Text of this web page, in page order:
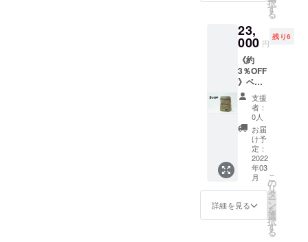
異なり
ます。
また、
実際の
色味は
ディス
プレイ
や写真
撮影環
境によ
り違っ
て見え
る場合
があり
ます。
る場合
があり
ます。
料無
実際の
色味は
ディス
プレイ
や写真
撮影環
境によ
り違っ
て見え
る場合
があり
ます。
択
す
る
23,
000 円
残り6
《約
3％OFF
》ベビ
サポ
バッ
グ
ベー
ジュ1個
＋ お礼
の手紙
一般販
売価
格
23,650
円（税
込・送
支援
者：
0人
お届
け予
定：
2022
年03
月
詳細を見る
こ
の
リ
タ
ー
ン
を
選
択
す
る